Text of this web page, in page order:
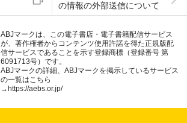
の情報の外部送信について
ABJマークは、この電子書店・電子書籍配信サービス
が、著作権者からコンテンツ使用許諾を得た正規版配
信サービスであることを示す登録商標（登録番号 第
6091713号）です。
ABJマークの詳細、ABJマークを掲示しているサービス
の一覧はこちら
→ https://aebs.or.jp/